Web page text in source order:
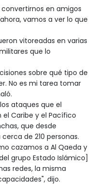
en amigos
vamos a ver lo que
vitoreadas en varias
que lo
sobre qué tipo de
No es mi tarea tomar
ataques que el
Caribe y el Pacífico
que desde
de 210 personas.
cazamos a Al Qaeda y
grupo Estado Islámico]
redes, la misma
dijo.